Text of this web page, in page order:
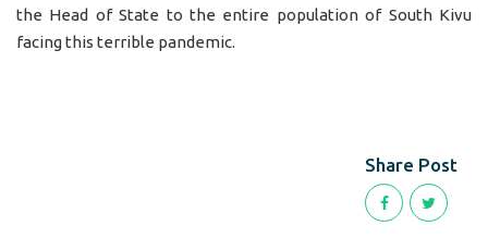
the Head of State to the entire population of South Kivu
facing this terrible pandemic.
Share Post